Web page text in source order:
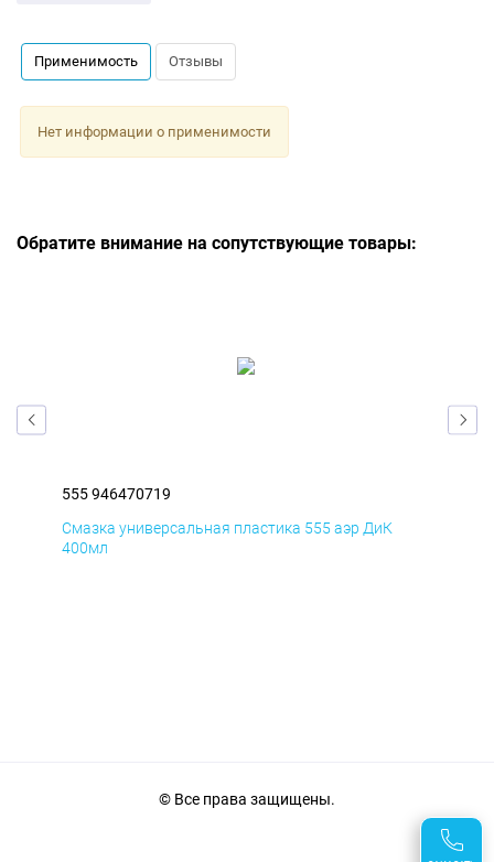
Применимость Отзывы
Нет информации о применимости
Обратите внимание на сопутствующие товары:
555 946470719
Смазка универсальная пластика 555 аэр ДиК
400мл
© Все права защищены.